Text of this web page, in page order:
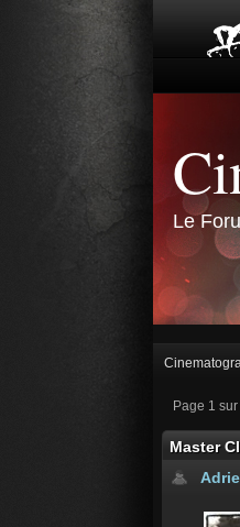
Le
Page 1 sur
Master